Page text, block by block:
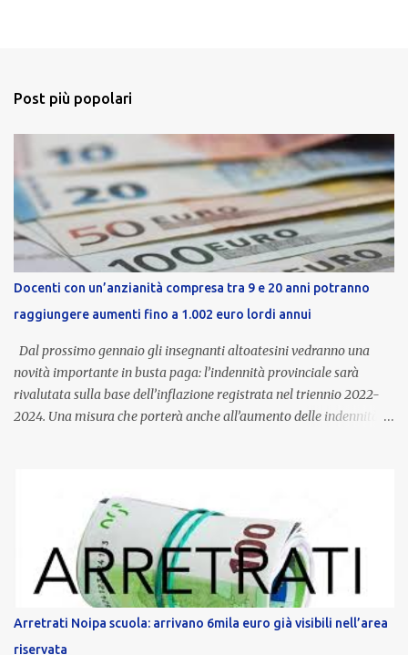
Post più popolari
Docenti con un’anzianità compresa tra 9 e 20 anni potranno
raggiungere aumenti fino a 1.002 euro lordi annui
Dal prossimo gennaio gli insegnanti altoatesini vedranno una
novità importante in busta paga: l’indennità provinciale sarà
rivalutata sulla base dell’inflazione registrata nel triennio 2022-
2024. Una misura che porterà anche all’aumento delle indennità di
dedicato alle donne vittime di violenza di genere, in linea con la
normativa nazionale e con l’obiettivo di offrire maggiore tutela e
supporto in situazioni delicate. L’indennità provinciale per i docenti
è un unicum in Italia: si tratta di una misura esclusiva della
Provincia autonoma di Bolzano, che integra in maniera stabile lo
stipendio nazionale grazie alle prerogative garantite
dall’autonomia locale. Non è un bonus temporaneo né un
Arretrati Noipa scuola: arrivano 6mila euro già visibili nell’area
riservata